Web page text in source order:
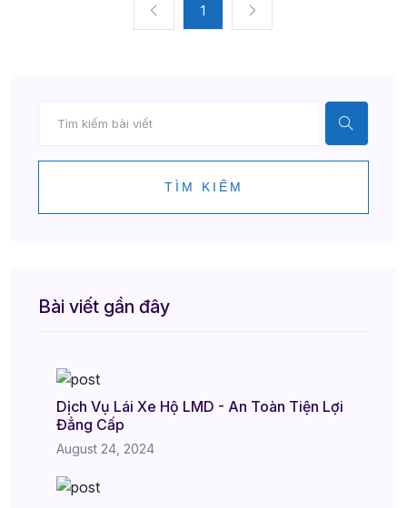
1
TÌM KIẾM
Bài viết gần đây
Dịch Vụ Lái Xe Hộ LMD - An Toàn Tiện Lợi
Đẳng Cấp
August 24, 2024